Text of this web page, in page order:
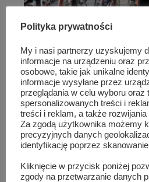
Trzeci raz pojechali rowerami
Polityka prywatności
My i nasi partnerzy uzyskujemy
informacje na urządzeniu oraz
osobowe, takie jak unikalne
informacje wysyłane przez
przeglądania w celu wyboru oraz
spersonalizowanych treści i
treści i reklam, a także
Za zgodą użytkownika możemy
precyzyjnych danych
identyfikację poprzez
Kliknięcie w przycisk poniżej
zgody na przetwarzanie danych